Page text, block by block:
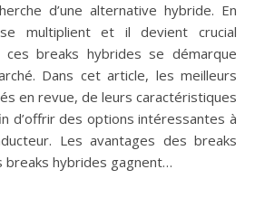
d’une alternative hybride. En
multiplient et il devient crucial
ces breaks hybrides se démarque
Dans cet article, les meilleurs
en revue, de leurs caractéristiques
d’offrir des options intéressantes à
Les avantages des breaks
breaks hybrides gagnent…